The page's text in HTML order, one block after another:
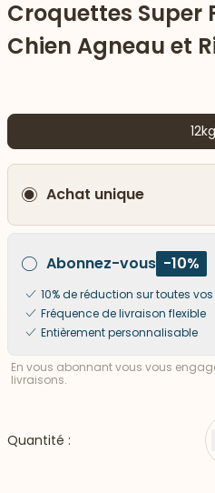
vers le bas
Croquettes Super
Chien Agneau et
12kg
Achat unique
Abonnez-vous -10%
10% de réduction sur toutes
Fréquence de livraison flexible
Entièrement personnalisable
En vous abonnant vous vous
livraisons.
Quantité :